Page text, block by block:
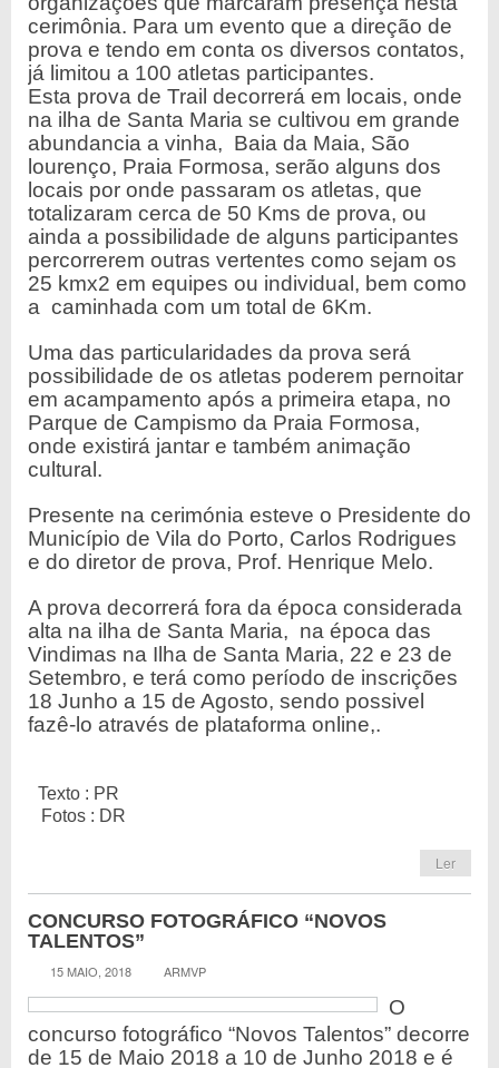
cerimônia. Para um evento que a direção de
prova e tendo em conta os diversos contatos,
já limitou a 100 atletas participantes.
Esta prova de Trail decorrerá em locais, onde
na ilha de Santa Maria se cultivou em grande
abundancia a vinha, Baia da Maia, São
lourenço, Praia Formosa, serão alguns dos
locais por onde passaram os atletas, que
totalizaram cerca de 50 Kms de prova, ou
ainda a possibilidade de alguns participantes
percorrerem outras vertentes como sejam os
25 kmx2 em equipes ou individual, bem como
a caminhada com um total de 6Km.
Uma das particularidades da prova será
possibilidade de os atletas poderem pernoitar
em acampamento após a primeira etapa, no
Parque de Campismo da Praia Formosa,
onde existirá jantar e também animação
cultural.
Presente na cerimónia esteve o Presidente do
Município de Vila do Porto, Carlos Rodrigues
e do diretor de prova, Prof. Henrique Melo.
A prova decorrerá fora da época considerada
alta na ilha de Santa Maria, na época das
Vindimas na Ilha de Santa Maria, 22 e 23 de
Setembro, e terá como período de inscrições
18 Junho a 15 de Agosto, sendo possivel
fazê-lo através de plataforma online,.
Texto : PR
Fotos : DR
Ler
CONCURSO FOTOGRÁFICO “NOVOS
TALENTOS”
15 MAIO, 2018 ARMVP
O
concurso fotográfico “Novos Talentos” decorre
de 15 de Maio 2018 a 10 de Junho 2018 e é